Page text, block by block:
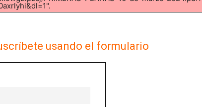
usando el formulario